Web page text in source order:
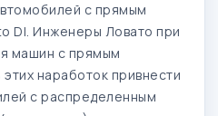
с прямым
DI. Инженеры Ловато при
машин с прямым
наработок привнести
с распределенным